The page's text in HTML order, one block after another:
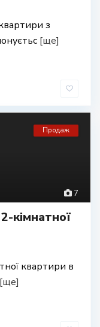
з
[ще]
7
Продаж
кімнатної
квартири в
[ще]